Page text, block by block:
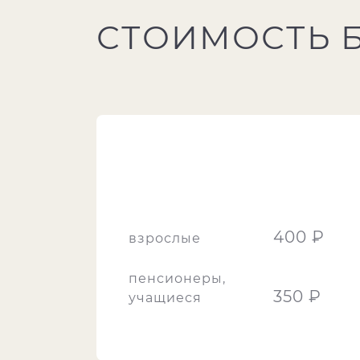
СТОИМОСТЬ
взрослые 400 ₽
пенсионеры,
учащиеся
350 ₽